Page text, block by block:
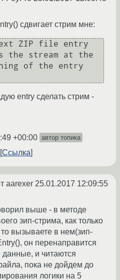
сдвигает стрим мне:
the stream at the
entry сделать стрим -
+00:00 автор топика
Ссылка
aarexer 25.01.2017 12:09:55
выше - в методе
зип-стрима, как только
вызываете в нем(зип-
он перенаправится
и читаются
пока не дойдем до
логики на 5